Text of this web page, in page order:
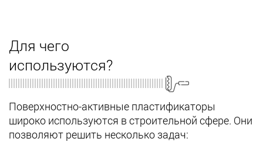
Для чего
используются?
Поверхностно-активные пластификаторы
широко используются в строительной сфере. Они
позволяют решить несколько задач: